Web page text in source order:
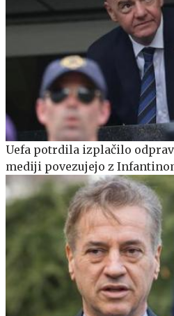
Uefa potrdila izplačilo
mediji povezujejo z